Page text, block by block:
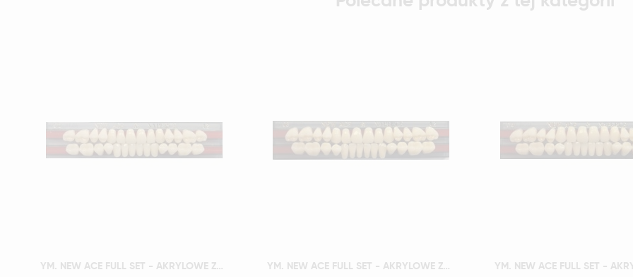
Szybki podgląd YM. NEW ACE FULL SET - AKRYLOWE ZĘBY SZTUCZNE - A3-O2 Szybki podgląd YM. NEW ACE FULL SET - AKRYLOWE ZĘBY SZTUCZNE - A3-O3 Szybki podgląd